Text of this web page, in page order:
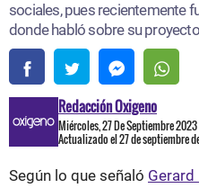
sociales, pues recientemente
donde habló sobre su
Redacción Oxigeno
Miércoles, 27 De Septiembre 2023
Actualizado el 27 de septiembre
Según lo que señaló Gerard